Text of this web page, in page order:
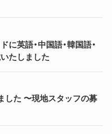
英語・中国語・韓国語・
たしました
した 〜現地スタッフの募